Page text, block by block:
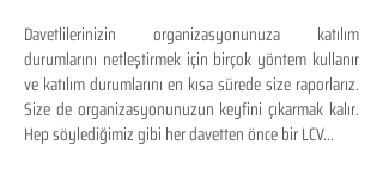
Davetlilerinizin organizasyonunuza katılım
durumlarını netleştirmek için birçok yöntem kullanır
ve katılım durumlarını en kısa sürede size raporlarız.
Size de organizasyonunuzun keyfini çıkarmak kalır.
Hep söylediğimiz gibi her davetten önce bir LCV...